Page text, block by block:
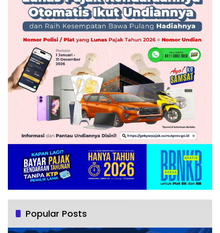
Popular Posts